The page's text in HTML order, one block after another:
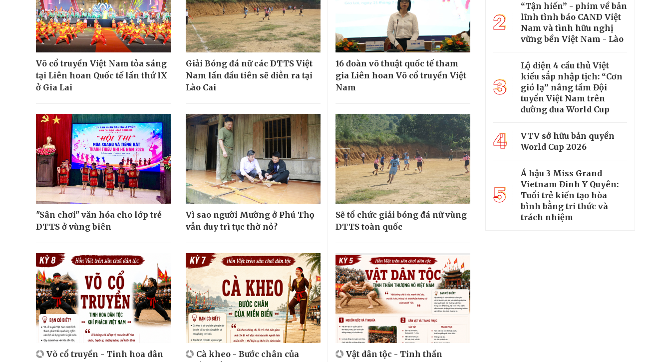
Võ cổ truyền Việt Nam tỏa sáng
tại Liên hoan Quốc tế lần thứ IX
ở Gia Lai
Giải Bóng đá nữ các DTTS Việt
Nam lần đầu tiên sẽ diễn ra tại
Lào Cai
16 đoàn võ thuật quốc tế tham
gia Liên hoan Võ cổ truyền Việt
Nam
"Sân chơi" văn hóa cho lớp trẻ
DTTS ở vùng biên
Vì sao người Mường ở Phú Thọ
vẫn duy trì tục thờ nỏ?
Sẽ tổ chức giải bóng đá nữ vùng
DTTS toàn quốc
Võ cổ truyền - Tinh hoa dân
Cà kheo - Bước chân của
Vật dân tộc - Tinh thần
2
“Tận hiến” - phim về bản
lĩnh tình báo CAND Việt
Nam và tình hữu nghị
vững bền Việt Nam - Lào
3
Lộ diện 4 cầu thủ Việt
kiều sắp nhập tịch: “Cơn
gió lạ” nâng tầm Đội
tuyển Việt Nam trên
đường đua World Cup
4
VTV sở hữu bản quyền
World Cup 2026
5
Á hậu 3 Miss Grand
Vietnam Đinh Y Quyên:
Tuổi trẻ kiến tạo hòa
bình bằng tri thức và
trách nhiệm